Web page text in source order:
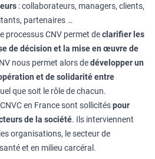
: collaborateurs, managers, clients,
partenaires …
processus CNV permet declarifier les
de décision et la mise en œuvre de
nous permet alors dedévelopper un
et de solidarité entre
que soit le rôle de chacun.
en France sont sollicitéspour
de la société. Ils interviennent
organisations, le secteur de
et en milieu carcéral.